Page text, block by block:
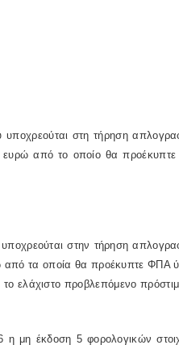
στη τήρηση
ευρώ από το οποίο θα
στην τήρηση
από τα οποία θα προέκυπτε ΦΠΑ
ελάχιστο προβλεπόμενο
η μη έκδοση 5 φορολογικών